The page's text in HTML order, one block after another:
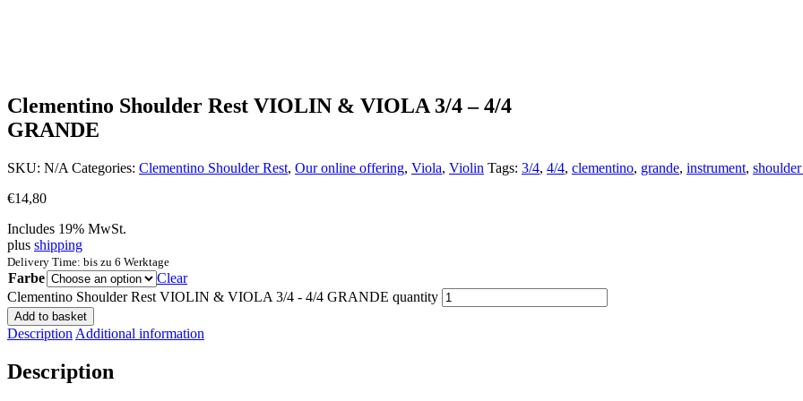
Clementino Shoulder Rest VIOLIN & VIOLA 3/4 – 4/4
GRANDE
SKU: N/A Categories: Clementino Shoulder Rest, Our online offering, Viola, Violin Tags: 3/4, 4/4, clementino, grande, instrument,
€14,80
Includes 19% MwSt.
plus shipping
Delivery Time: bis zu 6 Werktage
Farbe
Clear
Clementino Shoulder Rest VIOLIN & VIOLA 3/4 - 4/4 GRANDE quantity
Add to basket
Description Additional information
Description